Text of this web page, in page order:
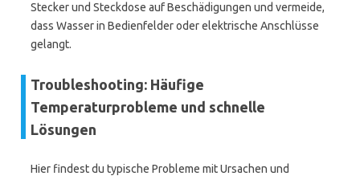
Stecker und Steckdose auf Beschädigungen und vermeide,
dass Wasser in Bedienfelder oder elektrische Anschlüsse
gelangt.
Troubleshooting: Häufige
Temperaturprobleme und schnelle
Lösungen
Hier findest du typische Probleme mit Ursachen und